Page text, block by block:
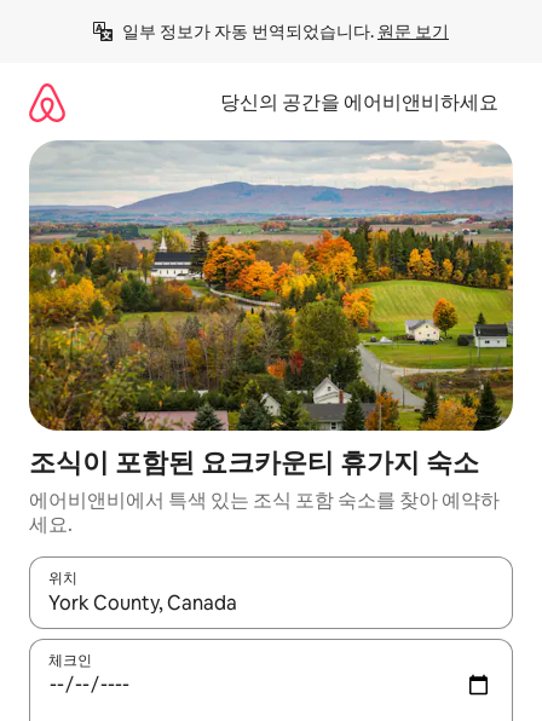
일부 정보가 자동 번역되었습니다. 원문 보기
당신의 공간을 에어비앤비하세요
조식이 포함된 요크카운티 휴가지 숙소
에어비앤비에서 특색 있는 조식 포함 숙소를 찾아 예약하
세요.
위치
결과가 나오면 위·아래 화살표 키를 사용하거나 터치 또는 스와이
체크인